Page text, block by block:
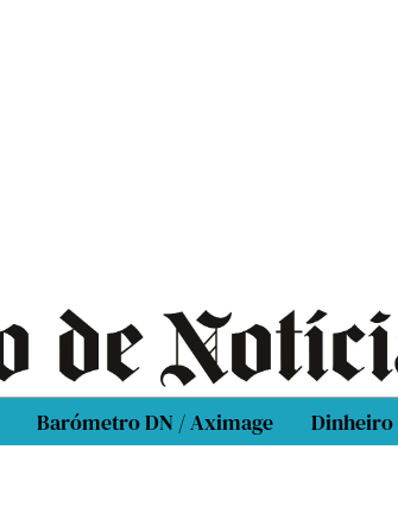
Barómetro DN / Aximage Dinheiro